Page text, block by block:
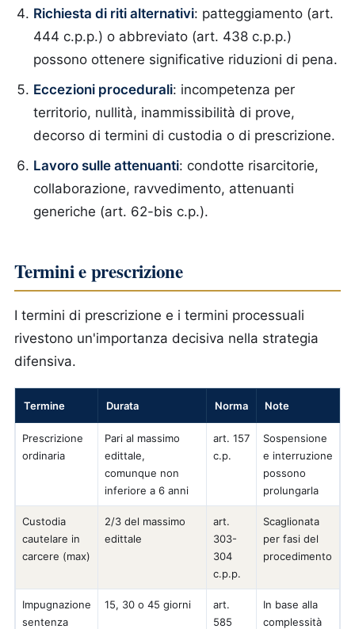
Richiesta di riti alternativi: patteggiamento (art.
444 c.p.p.) o abbreviato (art. 438 c.p.p.)
possono ottenere significative riduzioni di pena.
Eccezioni procedurali: incompetenza per
territorio, nullità, inammissibilità di prove,
decorso di termini di custodia o di prescrizione.
Lavoro sulle attenuanti: condotte risarcitorie,
collaborazione, ravvedimento, attenuanti
generiche (art. 62-bis c.p.).
Termini e prescrizione
I termini di prescrizione e i termini processuali
rivestono un'importanza decisiva nella strategia
difensiva.
Termine Durata Norma Note
Prescrizione
ordinaria
Pari al massimo
edittale,
comunque non
inferiore a 6 anni
art. 157
c.p.
Sospensione
e interruzione
possono
prolungarla
Custodia
cautelare in
carcere (max)
2/3 del massimo
edittale
art.
303-
304
c.p.p.
Scaglionata
per fasi del
procedimento
Impugnazione
sentenza
15, 30 o 45 giorni
art.
585
In base alla
complessità